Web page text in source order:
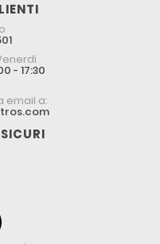
- 17:30
email a: